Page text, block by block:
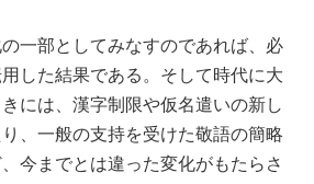
の一部としてみなすのであれば、必
した結果である。そして時代に大
には、漢字制限や仮名遣いの新し
、一般の支持を受けた敬語の簡略
今までとは違った変化がもたらさ